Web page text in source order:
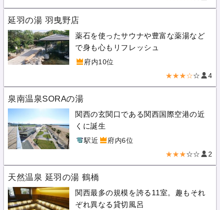
延羽の湯 羽曳野店
薬石を使ったサウナや豊富な薬湯など
で身も心もリフレッシュ
府内10位
★★★☆☆ 4
泉南温泉SORAの湯
関西の玄関口である関西国際空港の近
くに誕生
駅近 府内6位
★★★☆☆ 2
天然温泉 延羽の湯 鶴橋
関西最多の規模を誇る11室。趣もそれ
ぞれ異なる貸切風呂